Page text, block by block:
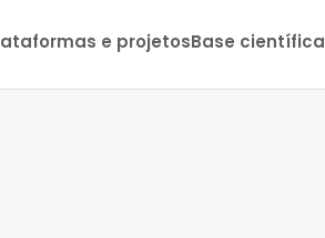
e projetosBase científica